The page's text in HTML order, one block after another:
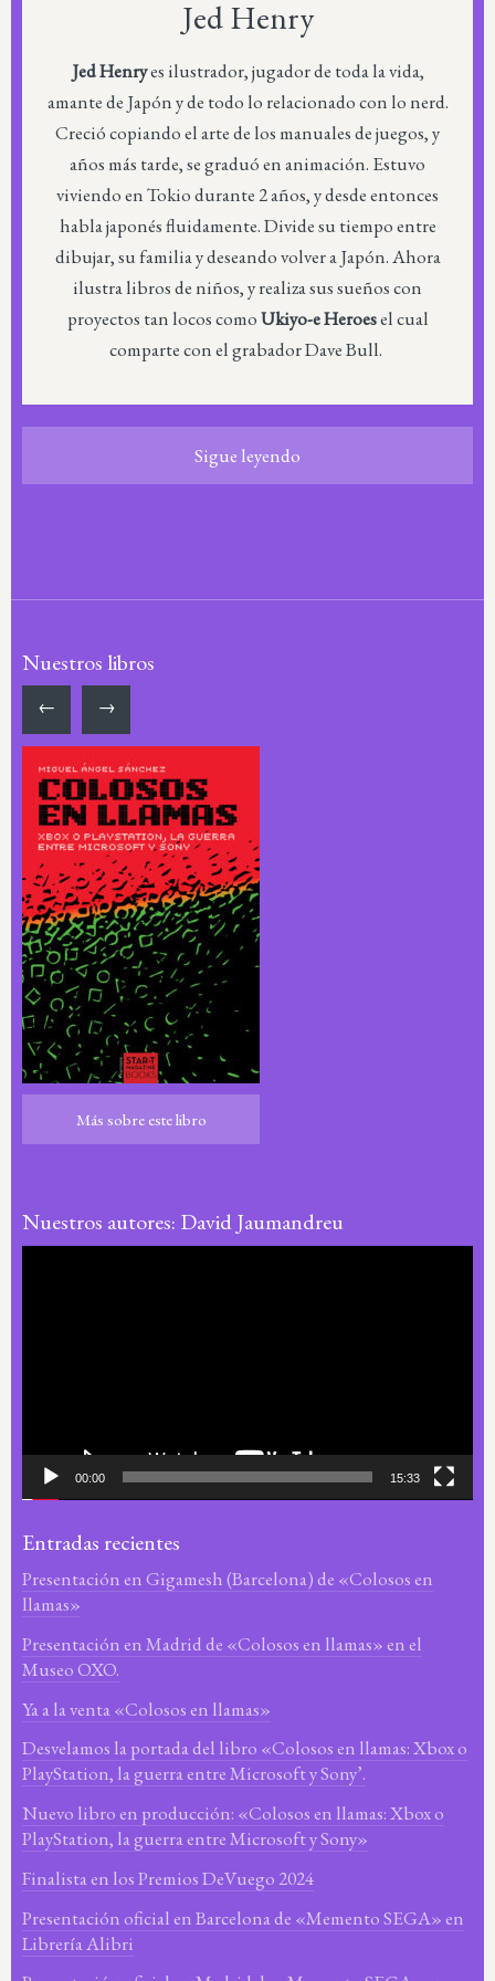
Jed Henry
Jed Henryes ilustrador, jugador de toda la vida,
amante de Japón y de todo lo relacionado con lo nerd.
Creció copiando el arte de los manuales de juegos, y
años más tarde, se graduó en animación. Estuvo
viviendo en Tokio durante 2 años, y desde entonces
habla japonés fluidamente. Divide su tiempo entre
dibujar, su familia y deseando volver a Japón. Ahora
ilustra libros de niños, y realiza sus sueños con
proyectos tan locos comoUkiyo-e Heroesel cual
comparte con el grabador Dave Bull.
Sigue leyendo
Nuestros libros
← →
Más sobre este libro
Nuestros autores: David Jaumandreu
00:00 15:33
Entradas recientes
Presentación en Gigamesh (Barcelona) de «Colosos en
llamas»
Presentación en Madrid de «Colosos en llamas» en el
Museo OXO.
Ya a la venta «Colosos en llamas»
Desvelamos la portada del libro «Colosos en llamas: Xbox o
PlayStation, la guerra entre Microsoft y Sony’.
Nuevo libro en producción: «Colosos en llamas: Xbox o
PlayStation, la guerra entre Microsoft y Sony»
Finalista en los Premios DeVuego 2024
Presentación oficial en Barcelona de «Memento SEGA» en
Librería Alibri